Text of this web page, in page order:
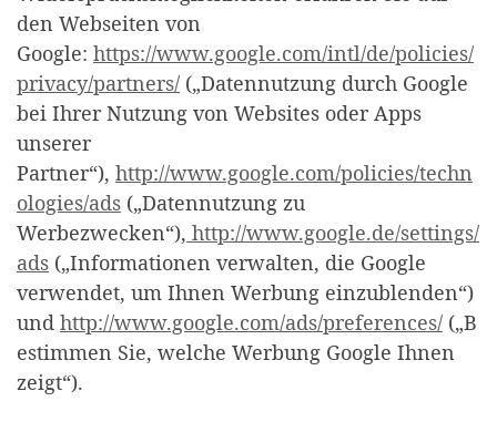
den Webseiten von
Google: https://www.google.com/intl/de/policies/
privacy/partners/ („Datennutzung durch Google
bei Ihrer Nutzung von Websites oder Apps
unserer
Partner“), http://www.google.com/policies/techn
ologies/ads („Datennutzung zu
Werbezwecken“), http://www.google.de/settings/
ads („Informationen verwalten, die Google
verwendet, um Ihnen Werbung einzublenden“)
und http://www.google.com/ads/preferences/ („B
estimmen Sie, welche Werbung Google Ihnen
zeigt“).